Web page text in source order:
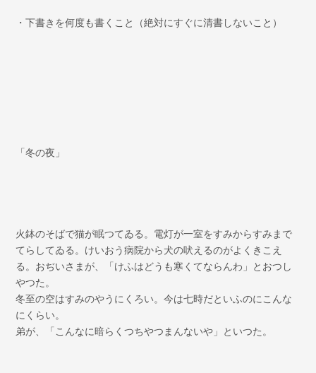
・下書きを何度も書くこと（絶対にすぐに清書しないこと）
「冬の夜」
火鉢のそばで猫が眠つてゐる。電灯が一室をすみからすみまで
てらしてゐる。けいおう病院から犬の吠えるのがよくきこえ
る。おぢいさまが、「けふはどうも寒くてならんわ」とおつし
やつた。
冬至の空はすみのやうにくろい。今は七時だといふのにこんな
にくらい。
弟が、「こんなに暗らくつちやつまんないや」といつた。